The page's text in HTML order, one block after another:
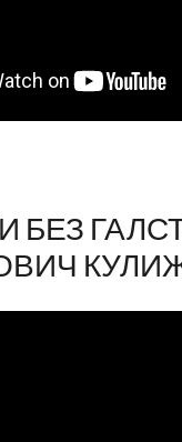
БЕЗ